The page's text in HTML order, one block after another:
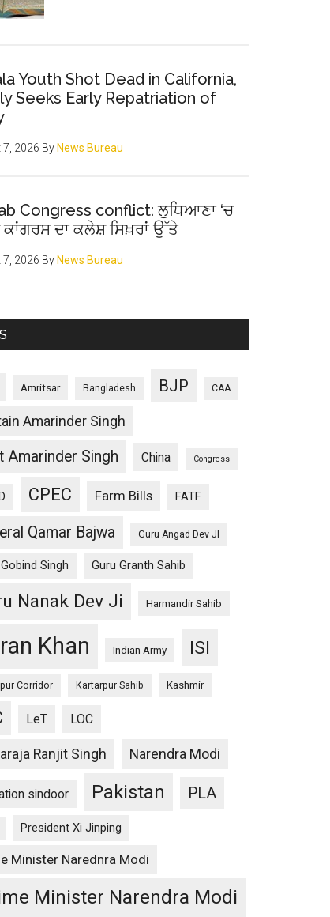
Youth Shot Dead in California,
Seeks Early Repatriation of
2026 By News Bureau
Congress conflict: ਲੁਧਿਆਣਾ ‘ਚ
ਕਾਂਗਰਸ ਦਾ ਕਲੇਸ਼ ਸਿਖ਼ਰਾਂ ਉੱਤੇ
2026 By News Bureau
Amritsar Bangladesh BJP CAA
Amarinder Singh
Amarinder Singh China Congress
CPEC Farm Bills FATF
Qamar Bajwa Guru Angad Dev JI
Singh Guru Granth Sahib
Nanak Dev Ji Harmandir Sahib
Khan Indian Army ISI
Corridor Kartarpur Sahib Kashmir
LeT LOC
Ranjit Singh Narendra Modi
sindoor Pakistan PLA
President Xi Jinping
Minister Narednra Modi
Minister Narendra Modi